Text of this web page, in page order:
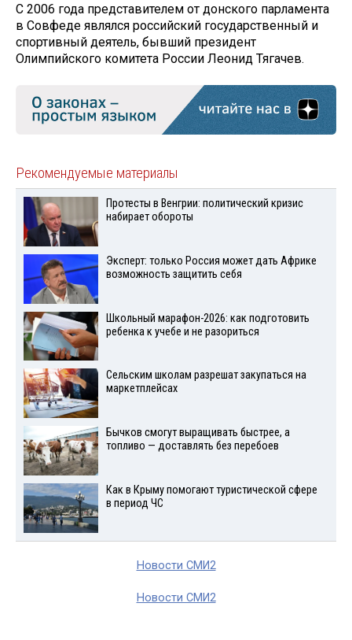
С 2006 года представителем от донского парламента
в Совфеде являлся российский государственный и
спортивный деятель, бывший президент
Олимпийского комитета России Леонид Тягачев.
Рекомендуемые материалы
Протесты в Венгрии: политический кризис
набирает обороты
Эксперт: только Россия может дать Африке
возможность защитить себя
Школьный марафон-2026: как подготовить
ребенка к учебе и не разориться
Сельским школам разрешат закупаться на
маркетплейсах
Бычков смогут выращивать быстрее, а
топливо — доставлять без перебоев
Как в Крыму помогают туристической сфере
в период ЧС
Новости СМИ2
Новости СМИ2